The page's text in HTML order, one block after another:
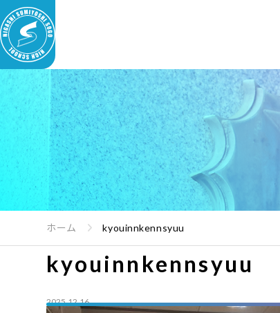
ホーム kyouinnkennsyuu
kyouinnkennsyuu
2025.12.16